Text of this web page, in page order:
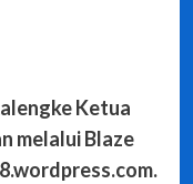
Ketua
melalui Blaze